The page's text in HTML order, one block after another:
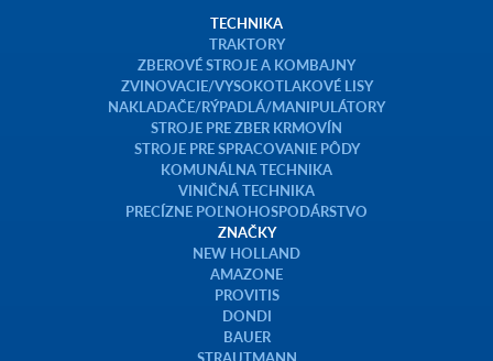
TECHNIKA
TRAKTORY
ZBEROVÉ STROJE A KOMBAJNY
ZVINOVACIE/VYSOKOTLAKOVÉ LISY
NAKLADAČE/RÝPADLÁ/MANIPULÁTORY
STROJE PRE ZBER KRMOVÍN
STROJE PRE SPRACOVANIE PÔDY
KOMUNÁLNA TECHNIKA
VINIČNÁ TECHNIKA
PRECÍZNE POĽNOHOSPODÁRSTVO
ZNAČKY
NEW HOLLAND
AMAZONE
PROVITIS
DONDI
BAUER